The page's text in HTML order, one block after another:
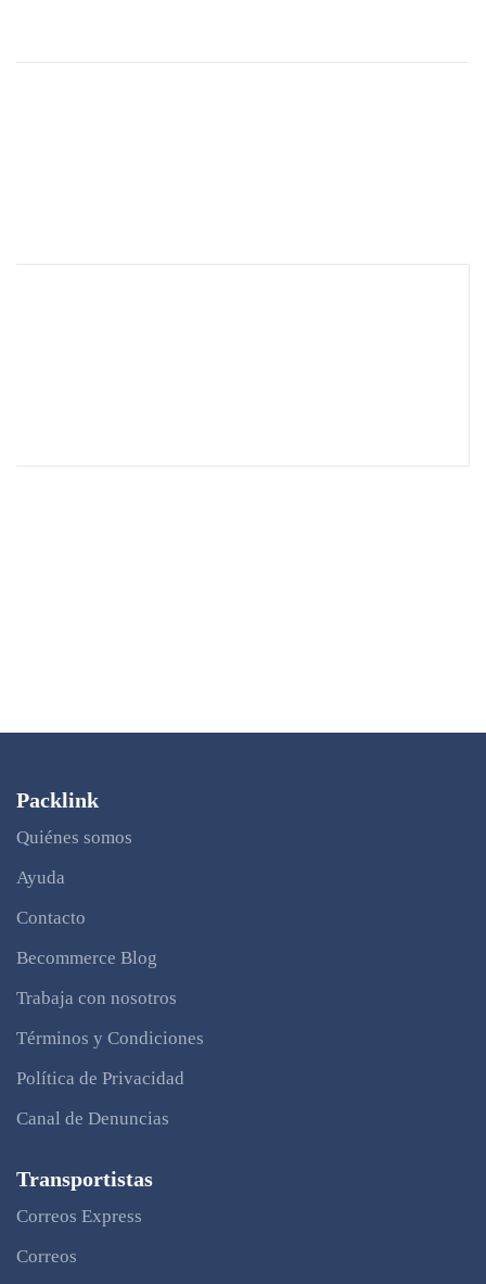
Packlink
Quiénes somos
Ayuda
Contacto
Becommerce Blog
Trabaja con nosotros
Términos y Condiciones
Política de Privacidad
Canal de Denuncias
Transportistas
Correos Express
Correos